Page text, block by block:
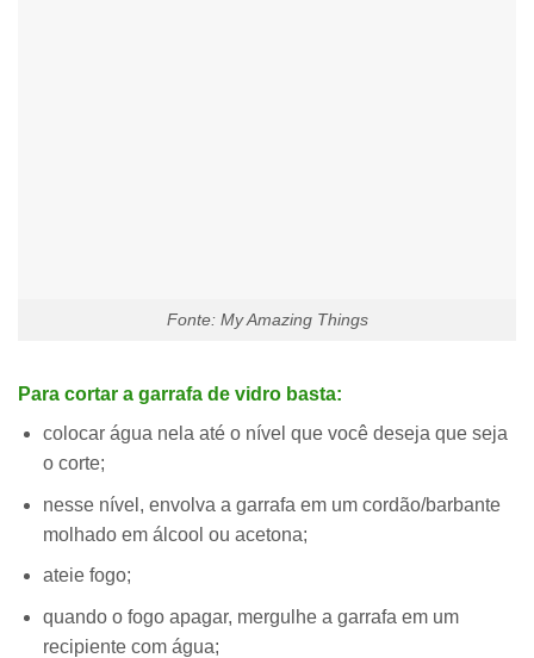
Fonte: My Amazing Things
Para cortar a garrafa de vidro basta:
colocar água nela até o nível que você deseja que seja
o corte;
nesse nível, envolva a garrafa em um cordão/barbante
molhado em álcool ou acetona;
ateie fogo;
quando o fogo apagar, mergulhe a garrafa em um
recipiente com água;